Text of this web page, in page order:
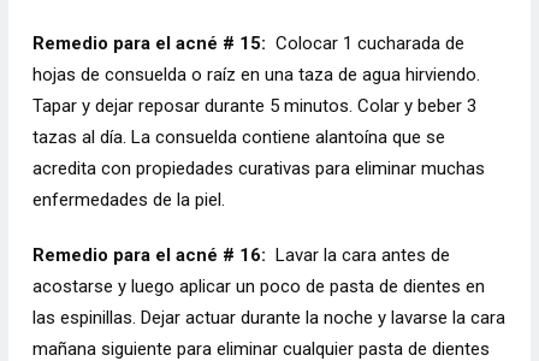
Remedio para el acné # 15: Colocar 1 cucharada de
hojas de consuelda o raíz en una taza de agua hirviendo.
Tapar y dejar reposar durante 5 minutos. Colar y beber 3
tazas al día. La consuelda contiene alantoína que se
acredita con propiedades curativas para eliminar muchas
enfermedades de la piel.
Remedio para el acné # 16: Lavar la cara antes de
acostarse y luego aplicar un poco de pasta de dientes en
las espinillas. Dejar actuar durante la noche y lavarse la cara
mañana siguiente para eliminar cualquier pasta de dientes